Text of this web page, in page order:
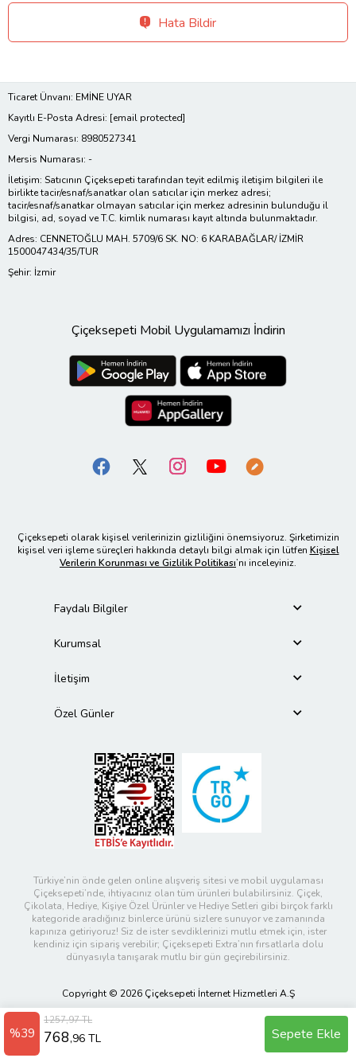
%39
1257,97 TL
768,96 TL Sepete Ekle
Hata Bildir
Ticaret Ünvanı: EMİNE UYAR
Kayıtlı E-Posta Adresi: [email protected]
Vergi Numarası: 8980527341
Mersis Numarası: -
İletişim: Satıcının Çiçeksepeti tarafından teyit edilmiş iletişim bilgileri ile
birlikte tacir/esnaf/sanatkar olan satıcılar için merkez adresi;
tacir/esnaf/sanatkar olmayan satıcılar için merkez adresinin bulunduğu il
bilgisi, ad, soyad ve T.C. kimlik numarası kayıt altında bulunmaktadır.
Adres: CENNETOĞLU MAH. 5709/6 SK. NO: 6 KARABAĞLAR/ İZMİR
1500047434/35/TUR
Şehir: İzmir
Çiçeksepeti Mobil Uygulamamızı İndirin
Çiçeksepeti olarak kişisel verilerinizin gizliliğini önemsiyoruz. Şirketimizin
kişisel veri işleme süreçleri hakkında detaylı bilgi almak için lütfen Kişisel
Verilerin Korunması ve Gizlilik Politikası’nı inceleyiniz.
Faydalı Bilgiler
Kurumsal
İletişim
Özel Günler
Türkiye’nin önde gelen online alışveriş sitesi ve mobil uygulaması
Çiçeksepeti’nde, ihtiyacınız olan tüm ürünleri bulabilirsiniz. Çiçek,
Çikolata, Hediye, Kişiye Özel Ürünler ve Hediye Setleri gibi birçok farklı
kategoride aradığınız binlerce ürünü sizlere sunuyor ve zamanında
kapınıza getiriyoruz! Siz de ister sevdiklerinizi mutlu etmek için, ister
kendiniz için sipariş verebilir; Çiçeksepeti Extra’nın fırsatlarla dolu
dünyasıyla tanışarak mutlu bir gün geçirebilirsiniz.
Copyright © 2026 Çiçeksepeti İnternet Hizmetleri A.Ş